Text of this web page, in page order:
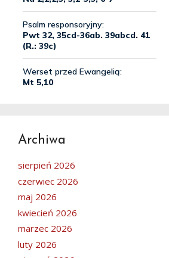
Archiwa
sierpień 2026
czerwiec 2026
maj 2026
kwiecień 2026
marzec 2026
luty 2026